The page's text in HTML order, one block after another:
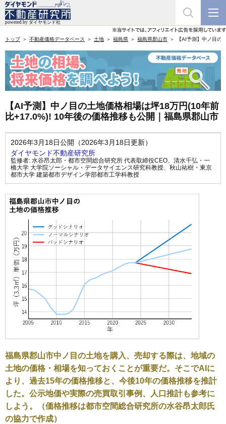
トップ 不動産価格データベース 土地 福島県 福島県郡山市 【AI予測】中ノ目
【AI予測】中ノ目の土地価格相場は坪18万円(10年前
比+17.0%)! 10年後の価格推移も公開｜福島県郡山市
2026年3月18日公開（2026年3月18日更新）
ダイヤモンド不動産研究所
監修者: 水谷昂太郎・都市空間総合研究所 代表取締役CEO、 清水千弘・一
橋大学 大学院ソーシャル・データサイエンス研究科教授、 秋山祐樹・東京
都市大学 建築都市デザイン学部都市工学科教授
福島県郡山市中ノ目の土地を購入、売却する際は、地域の
土地の価格・相場を知っておくことが重要だ。そこでAIに
より、過去15年の価格推移と、今後10年の価格推移を推計
した。公示地価や実際の売買取引事例、人口推計も参考に
しよう。（価格推移は都市空間総合研究所の水谷昂太郎氏
の協力で作成）